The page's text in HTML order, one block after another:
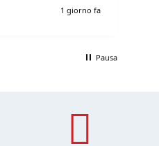
1 giorno fa
Pausa